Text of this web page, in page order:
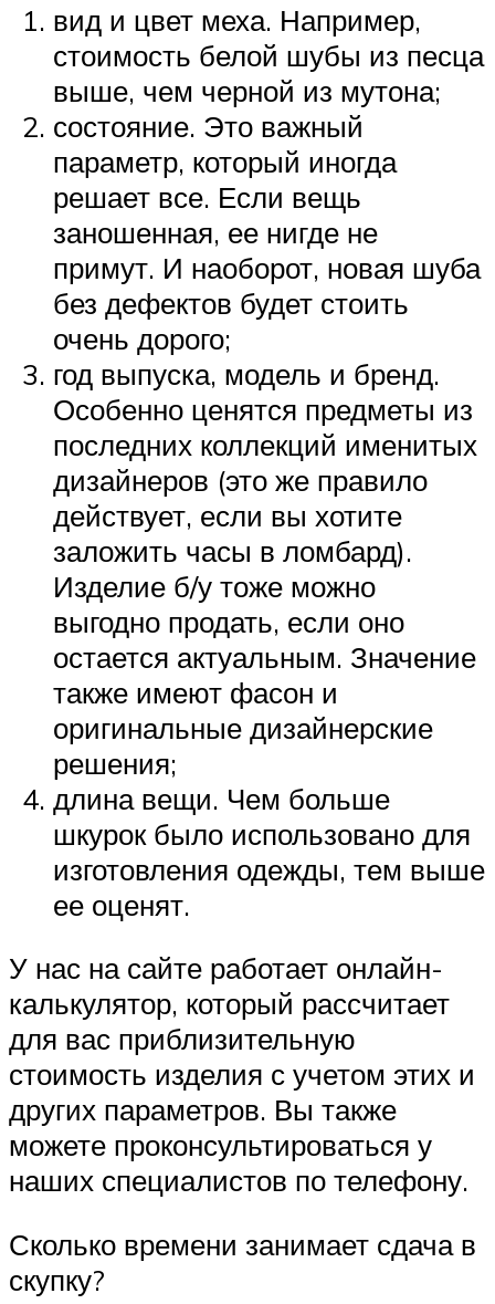
вид и цвет меха. Например,
стоимость белой шубы из песца
выше, чем черной из мутона;
состояние. Это важный
параметр, который иногда
решает все. Если вещь
заношенная, ее нигде не
примут. И наоборот, новая шуба
без дефектов будет стоить
очень дорого;
год выпуска, модель и бренд.
Особенно ценятся предметы из
последних коллекций именитых
дизайнеров (это же правило
действует, если вы хотите
заложить часы в ломбард).
Изделие б/у тоже можно
выгодно продать, если оно
остается актуальным. Значение
также имеют фасон и
оригинальные дизайнерские
решения;
длина вещи. Чем больше
шкурок было использовано для
изготовления одежды, тем выше
ее оценят.
У нас на сайте работает онлайн-
калькулятор, который рассчитает
для вас приблизительную
стоимость изделия с учетом этих и
других параметров. Вы также
можете проконсультироваться у
наших специалистов по телефону.
Сколько времени занимает сдача в
скупку?